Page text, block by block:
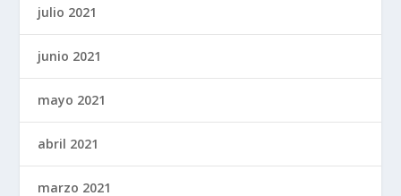
julio 2021
junio 2021
mayo 2021
abril 2021
marzo 2021